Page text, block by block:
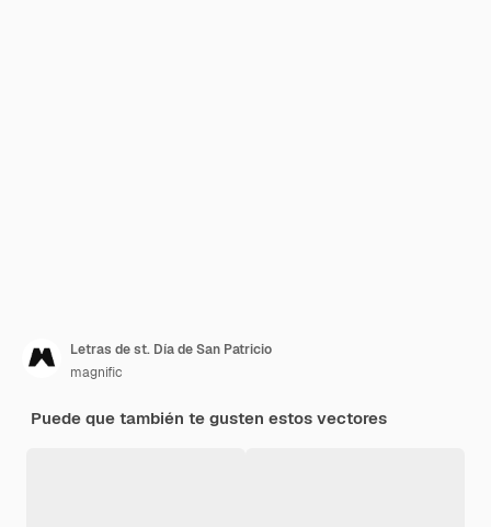
Letras de st. Día de San Patricio
magnific
Puede que también te gusten estos vectores